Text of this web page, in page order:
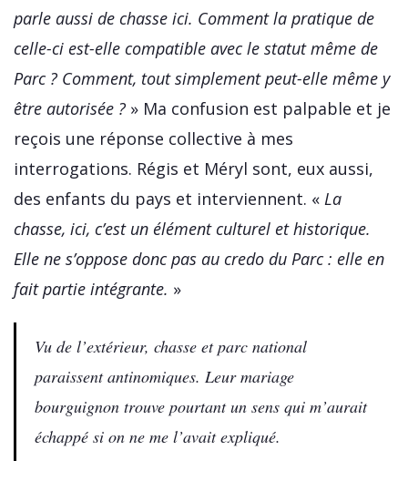
parle aussi de chasse ici. Comment la pratique de
celle-ci est-elle compatible avec le statut même de
Parc ? Comment, tout simplement peut-elle même y
être autorisée ? » Ma confusion est palpable et je
reçois une réponse collective à mes
interrogations. Régis et Méryl sont, eux aussi,
des enfants du pays et interviennent. « La
chasse, ici, c’est un élément culturel et historique.
Elle ne s’oppose donc pas au credo du Parc : elle en
fait partie intégrante. »
Vu de l’extérieur, chasse et parc national
paraissent antinomiques. Leur mariage
bourguignon trouve pourtant un sens qui m’aurait
échappé si on ne me l’avait expliqué.